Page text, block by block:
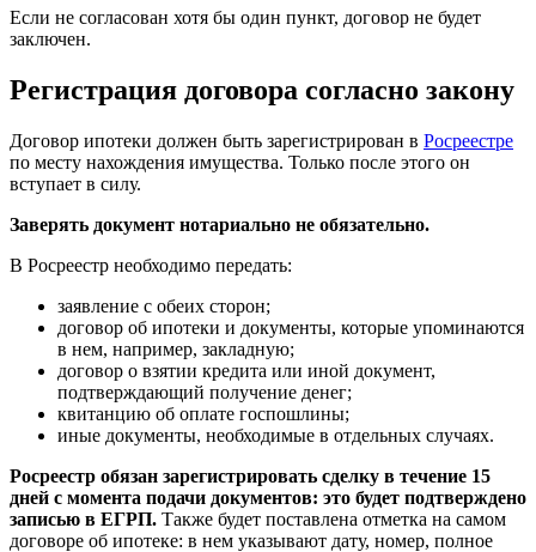
Если не согласован хотя бы один пункт, договор не будет
заключен.
Регистрация договора согласно закону
Договор ипотеки должен быть зарегистрирован в Росреестре
по месту нахождения имущества. Только после этого он
вступает в силу.
Заверять документ нотариально не обязательно.
В Росреестр необходимо передать:
заявление с обеих сторон;
договор об ипотеки и документы, которые упоминаются
в нем, например, закладную;
договор о взятии кредита или иной документ,
подтверждающий получение денег;
квитанцию об оплате госпошлины;
иные документы, необходимые в отдельных случаях.
Росреестр обязан зарегистрировать сделку в течение 15
дней с момента подачи документов: это будет подтверждено
записью в ЕГРП. Также будет поставлена отметка на самом
договоре об ипотеке: в нем указывают дату, номер, полное